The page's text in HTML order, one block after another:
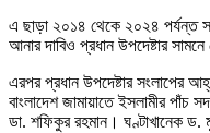
এ ছাড়া ২০১৪ থেকে ২০২৪ পর্যন্ত
আনার দাবিও প্রধান উপদেষ্টার
এরপর প্রধান উপদেষ্টার সংলাপের
বাংলাদেশ জামায়াতে ইসলামীর পাঁচ
ডা. শফিকুর রহমান। ঘণ্টাখানেক ড.